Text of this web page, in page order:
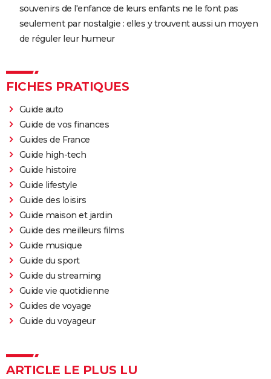
souvenirs de l'enfance de leurs enfants ne le font pas
seulement par nostalgie : elles y trouvent aussi un moyen
de réguler leur humeur
FICHES PRATIQUES
Guide auto
Guide de vos finances
Guides de France
Guide high-tech
Guide histoire
Guide lifestyle
Guide des loisirs
Guide maison et jardin
Guide des meilleurs films
Guide musique
Guide du sport
Guide du streaming
Guide vie quotidienne
Guides de voyage
Guide du voyageur
ARTICLE LE PLUS LU